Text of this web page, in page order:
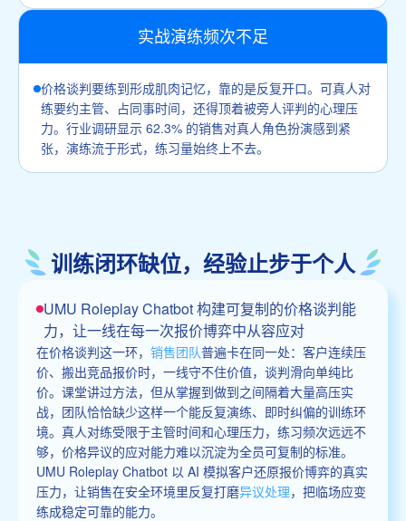
实战演练频次不足
价格谈判要练到形成肌肉记忆，靠的是反复开口。可真人对
练要约主管、占同事时间，还得顶着被旁人评判的心理压
力。行业调研显示 62.3% 的销售对真人角色扮演感到紧
张，演练流于形式，练习量始终上不去。
训练闭环缺位，经验止步于个人
UMU Roleplay Chatbot 构建可复制的价格谈判能
力，让一线在每一次报价博弈中从容应对
在价格谈判这一环， 销售团队普遍卡在同一处：客户连续压
价、搬出竞品报价时，一线守不住价值，谈判滑向单纯比
价。课堂讲过方法，但从掌握到做到之间隔着大量高压实
战，团队恰恰缺少这样一个能反复演练、即时纠偏的训练环
境。真人对练受限于主管时间和心理压力，练习频次远远不
够，价格异议的应对能力难以沉淀为全员可复制的标准。
UMU Roleplay Chatbot 以 AI 模拟客户还原报价博弈的真实
压力，让销售在安全环境里反复打磨异议处理，把临场应变
练成稳定可靠的能力。